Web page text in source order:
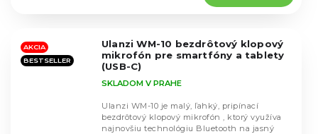
hviezdičiek.
AKCIA
BESTSELLER
Ulanzi WM-10 bezdrôtový klopový
mikrofón pre smartfóny a tablety
(USB-C)
SKLADOM V PRAHE
Ulanzi WM-10 je malý, ľahký, pripínací
bezdrôtový klopový mikrofón , ktorý využíva
najnovšiu technológiu Bluetooth na jasný